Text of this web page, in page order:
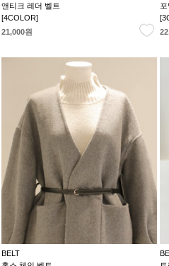
앤티크 레더 벨트
[4COLOR]
21,000원
BELT